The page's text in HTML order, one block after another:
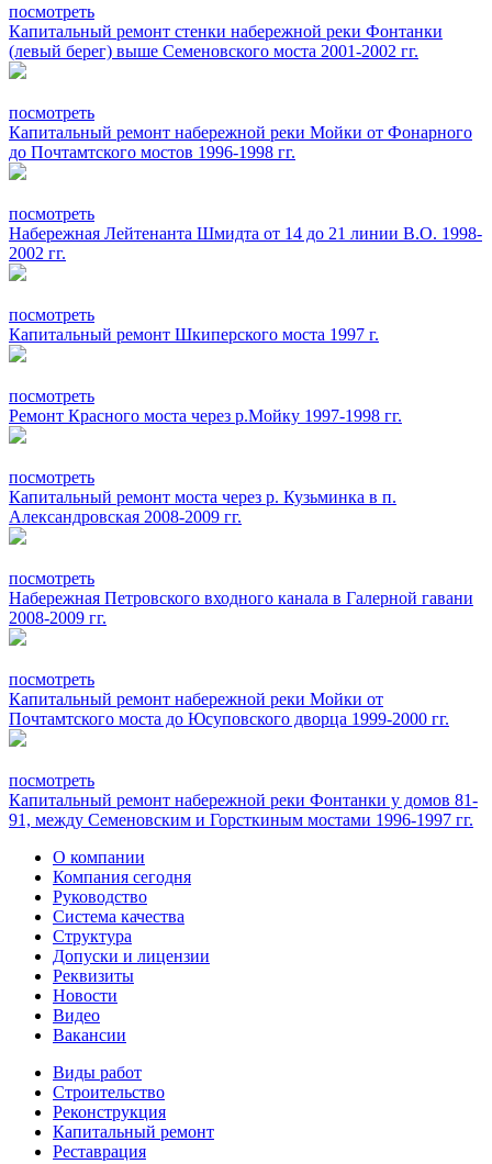
посмотреть
Капитальный ремонт стенки набережной реки Фонтанки
(левый берег) выше Семеновского моста 2001-2002 гг.
посмотреть
Капитальный ремонт набережной реки Мойки от Фонарного
до Почтамтского мостов 1996-1998 гг.
посмотреть
Набережная Лейтенанта Шмидта от 14 до 21 линии В.О. 1998-
2002 гг.
посмотреть
Капитальный ремонт Шкиперского моста 1997 г.
посмотреть
Ремонт Красного моста через р.Мойку 1997-1998 гг.
посмотреть
Капитальный ремонт моста через р. Кузьминка в п.
Александровская 2008-2009 гг.
посмотреть
Набережная Петровского входного канала в Галерной гавани
2008-2009 гг.
посмотреть
Капитальный ремонт набережной реки Мойки от
Почтамтского моста до Юсуповского дворца 1999-2000 гг.
посмотреть
Капитальный ремонт набережной реки Фонтанки у домов 81-
91, между Семеновским и Горсткиным мостами 1996-1997 гг.
О компании
Компания сегодня
Руководство
Система качества
Структура
Допуски и лицензии
Реквизиты
Новости
Видео
Вакансии
Виды работ
Строительство
Реконструкция
Капитальный ремонт
Реставрация